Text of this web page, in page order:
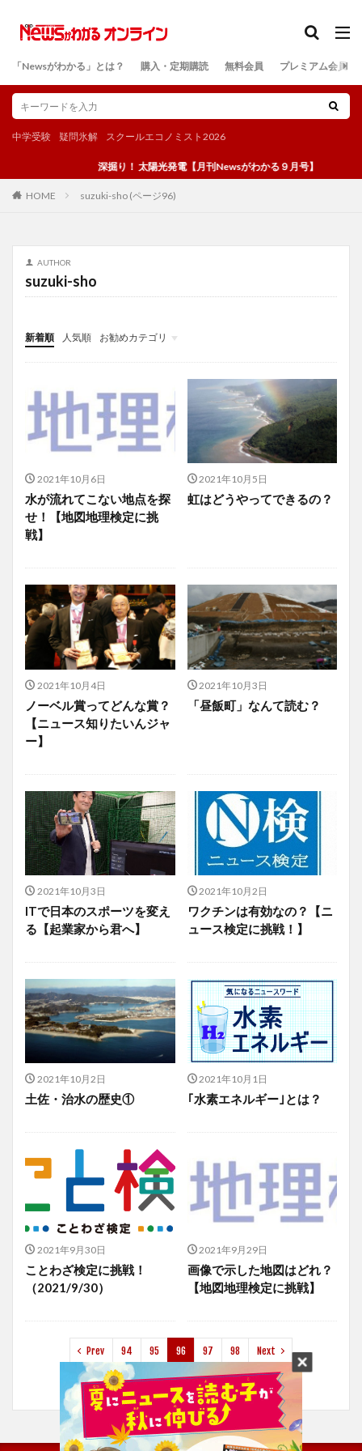
「Newsがわかる」とは？ 購入・定期購読 無料会員 プレミアム会員
中学受験 疑問氷解 スクールエコノミスト2026
深掘り！ 太陽光発電【月刊Newsがわかる９月号】
HOME suzuki-sho (ページ96)
AUTHOR
suzuki-sho
新着順 人気順
お勧めカテゴリ
投稿
学び
マンガ
電子書籍
2021年10月6日
水が流れてこない地点を探
せ！【地図地理検定に挑
戦】
2021年10月5日
虹はどうやってできるの？
2021年10月4日
ノーベル賞ってどんな賞？
【ニュース知りたいんジャ
ー】
2021年10月3日
「昼飯町」なんて読む？
2021年10月3日
ITで日本のスポーツを変え
る【起業家から君へ】
2021年10月2日
ワクチンは有効なの？【ニ
ュース検定に挑戦！】
2021年10月2日
土佐・治水の歴史①
2021年10月1日
｢水素エネルギー｣とは？
2021年9月30日
ことわざ検定に挑戦！
（2021/9/30）
2021年9月29日
画像で示した地図はどれ？
【地図地理検定に挑戦】
Prev 94 95 96 97 98 Next
検索